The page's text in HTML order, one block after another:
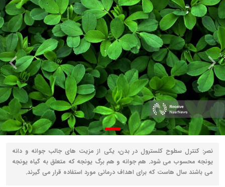
نصر: کنترل سطوح کلسترول در بدن، یکی از مزیت های جالب جوانه و دانه
یونجه محسوب می شود. هم جوانه و هم برگ یونجه که متعلق به گیاه یونجه
می باشند سال هاست که برای اهداف درمانی مورد استفاده قرار می گیرند.